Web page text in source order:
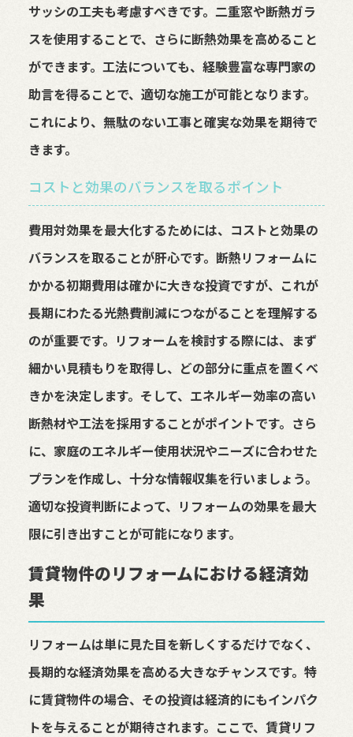
サッシの工夫も考慮すべきです。二重窓や断熱ガラ
スを使用することで、さらに断熱効果を高めること
ができます。工法についても、経験豊富な専門家の
助言を得ることで、適切な施工が可能となります。
これにより、無駄のない工事と確実な効果を期待で
きます。
コストと効果のバランスを取るポイント
費用対効果を最大化するためには、コストと効果の
バランスを取ることが肝心です。断熱リフォームに
かかる初期費用は確かに大きな投資ですが、これが
長期にわたる光熱費削減につながることを理解する
のが重要です。リフォームを検討する際には、まず
細かい見積もりを取得し、どの部分に重点を置くべ
きかを決定します。そして、エネルギー効率の高い
断熱材や工法を採用することがポイントです。さら
に、家庭のエネルギー使用状況やニーズに合わせた
プランを作成し、十分な情報収集を行いましょう。
適切な投資判断によって、リフォームの効果を最大
限に引き出すことが可能になります。
賃貸物件のリフォームにおける経済効
果
リフォームは単に見た目を新しくするだけでなく、
長期的な経済効果を高める大きなチャンスです。特
に賃貸物件の場合、その投資は経済的にもインパク
トを与えることが期待されます。ここで、賃貸リフ